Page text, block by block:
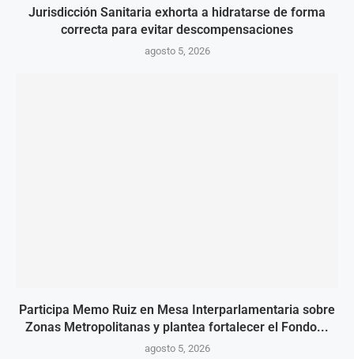
Jurisdicción Sanitaria exhorta a hidratarse de forma
correcta para evitar descompensaciones
agosto 5, 2026
Participa Memo Ruiz en Mesa Interparlamentaria sobre
Zonas Metropolitanas y plantea fortalecer el Fondo...
agosto 5, 2026